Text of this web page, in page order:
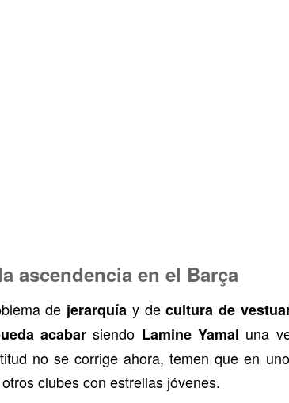
ascendencia en el Barça
de jerarquía y decultura de
acabar siendo Lamine Yamal una
no se corrige ahora, temen que en
clubes con estrellas jóvenes.